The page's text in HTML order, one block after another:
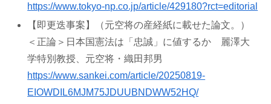
https://www.tokyo-np.co.jp/article/429180?rct=editorial
【即更迭事案】（元空将の産経紙に載せた論文。）
＜正論＞日本国憲法は「忠誠」に値するか 麗澤大
学特別教授、元空将・織田邦男
https://www.sankei.com/article/20250819-
EIOWDIL6MJM75JDUUBNDWW52HQ/